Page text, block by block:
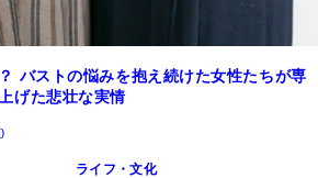
バストの悩みを抱え続けた女性たちが専
げた悲壮な実情
ライフ・文化